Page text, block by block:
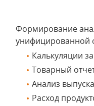
Формирование
унифицированной
Калькуляции
Товарный
Анализ
Расход